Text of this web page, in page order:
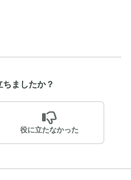
ましたか？
役に立たなかった